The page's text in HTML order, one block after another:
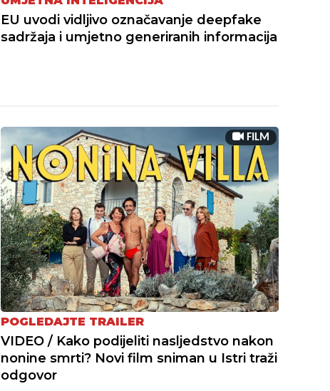
EU uvodi vidljivo označavanje deepfake
sadržaja i umjetno generiranih informacija
FILM
POGLEDAJTE TRAILER
VIDEO / Kako podijeliti nasljedstvo nakon
nonine smrti? Novi film sniman u Istri traži
odgovor